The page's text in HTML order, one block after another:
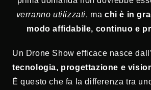
verranno utilizzati, ma chi è in
modo affidabile, continuo e
Un Drone Show efficace nasce
tecnologia, progettazione e
È questo che fa la differenza tra